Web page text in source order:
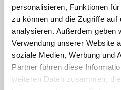
personalisieren, Funktionen
zu können und die Zugriffe auf
analysieren. Außerdem geben
Verwendung unserer Website
soziale Medien, Werbung und
Partner führen diese
weiteren Daten zusammen,
Die Bundesrepublik, die
verweigern den
Entschädigung. Ihre
werden verleugnet. Erst
Deutsche Bundestag
Opfer des